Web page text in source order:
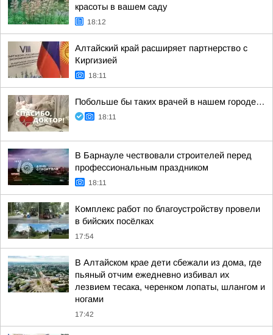
красоты в вашем саду
18:12
Алтайский край расширяет партнерство с
Киргизией
18:11
Побольше бы таких врачей в нашем городе…
18:11
В Барнауле чествовали строителей перед
профессиональным праздником
18:11
Комплекс работ по благоустройству провели
в бийских посёлках
17:54
В Алтайском крае дети сбежали из дома, где
пьяный отчим ежедневно избивал их
лезвием тесака, черенком лопаты, шлангом и
ногами
17:42